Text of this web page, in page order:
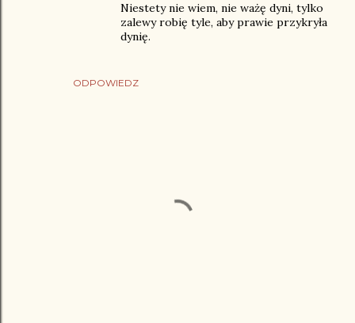
ODPOWIEDZ
Niestety nie wiem, nie ważę dyni, tylko
zalewy robię tyle, aby prawie przykryła
dynię.